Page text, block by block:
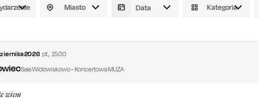
Miasto Kategoria
2026 pt.,15.00
Sala Widowiskowo - Koncertowa MUZA
wiem